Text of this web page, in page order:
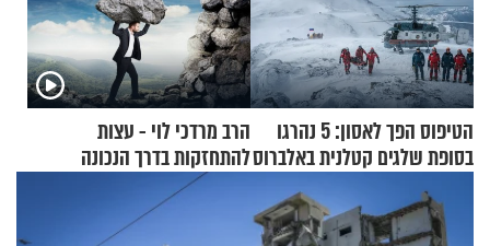
הטיפוס הפך לאסון: 5 נהרגו
בסופת שלגים קטלנית באלברוס
הרב מרדכי לוי - עצות
להתחזקות בדרך הנכונה